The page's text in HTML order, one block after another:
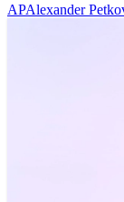
APAlexander